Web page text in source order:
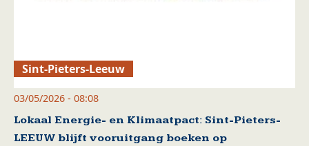
Sint-Pieters-Leeuw
03/05/2026 - 08:08
Lokaal Energie- en Klimaatpact: Sint-Pieters-
LEEUW blijft vooruitgang boeken op